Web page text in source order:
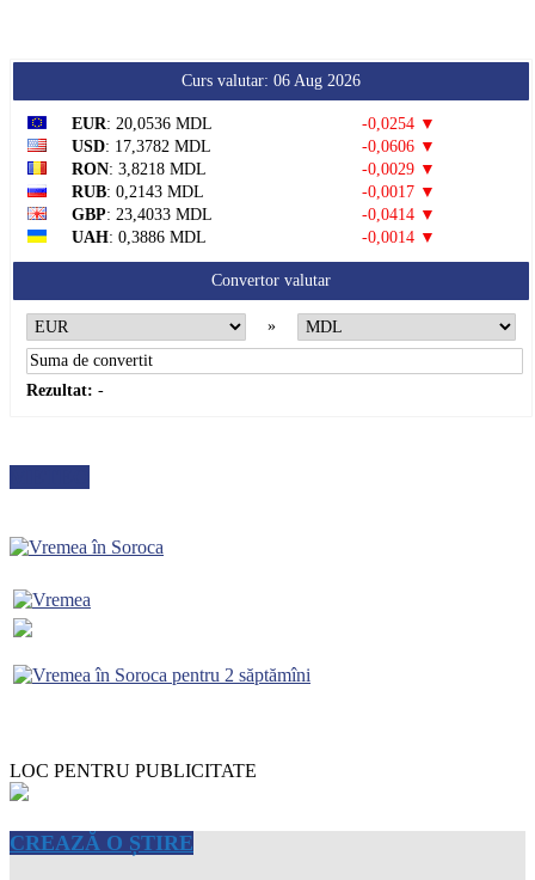
Curs valutar: 06 Aug 2026
EUR: 20,0536 MDL
-0,0254 ▼
USD: 17,3782 MDL
-0,0606 ▼
RON: 3,8218 MDL
-0,0029 ▼
RUB: 0,2143 MDL
-0,0017 ▼
GBP: 23,4033 MDL
-0,0414 ▼
UAH: 0,3886 MDL -0,0014 ▼
Convertor valutar
»
Rezultat: -
LOC PENTRU PUBLICITATE
CREAZĂ O ȘTIRE